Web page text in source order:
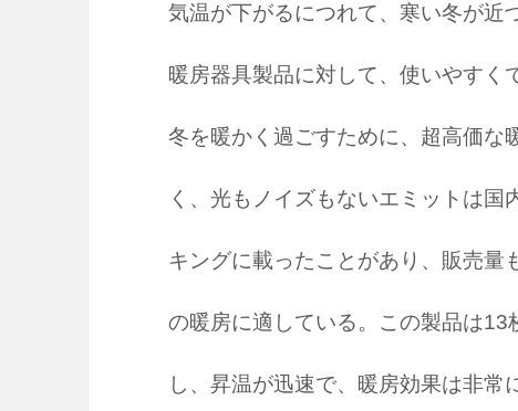
気温が下がるにつれて、寒い冬が近
暖房器具製品に対して、使いやすく
冬を暖かく過ごすために、超高価な
く、光もノイズもないエミットは
キングに載ったことがあり、販売量
の暖房に適している。この製品は
し、昇温が迅速で、暖房効果は非